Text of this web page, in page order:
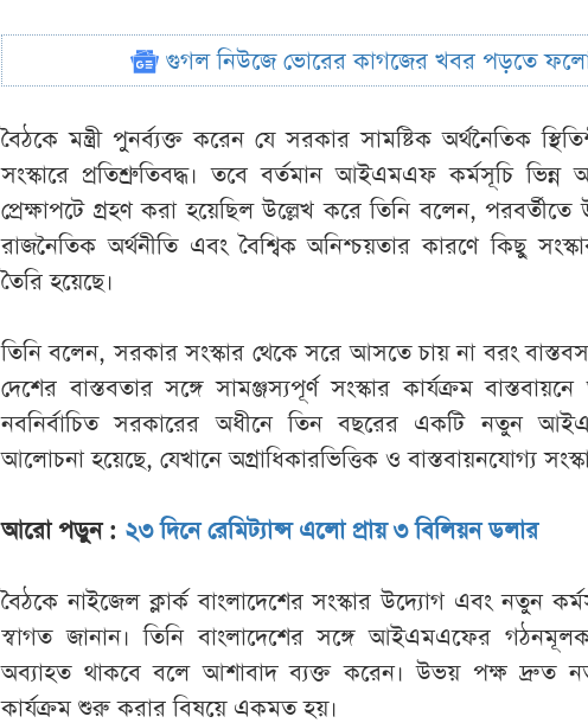
গুগল নিউজে ভোরের কাগজের খবর পড়তে
বৈঠকে মন্ত্রী পুনর্ব্যক্ত করেন যে সরকার সামষ্টিক অর্থনৈতিক
সংস্কারে প্রতিশ্রুতিবদ্ধ। তবে বর্তমান আইএমএফ কর্মসূচি ভিন্ন
প্রেক্ষাপটে গ্রহণ করা হয়েছিল উল্লেখ করে তিনি বলেন, পরবর্তীতে
রাজনৈতিক অর্থনীতি এবং বৈশ্বিক অনিশ্চয়তার কারণে কিছু
তৈরি হয়েছে।
তিনি বলেন, সরকার সংস্কার থেকে সরে আসতে চায় না বরং
দেশের বাস্তবতার সঙ্গে সামঞ্জস্যপূর্ণ সংস্কার কার্যক্রম
নবনির্বাচিত সরকারের অধীনে তিন বছরের একটি নতুন
আলোচনা হয়েছে, যেখানে অগ্রাধিকারভিত্তিক ও বাস্তবায়নযোগ্য
আরো পড়ুন : ২৩ দিনে রেমিট্যান্স এলো প্রায় ৩ বিলিয়ন ডলার
বৈঠকে নাইজেল ক্লার্ক বাংলাদেশের সংস্কার উদ্যোগ এবং নতুন
স্বাগত জানান। তিনি বাংলাদেশের সঙ্গে আইএমএফের
অব্যাহত থাকবে বলে আশাবাদ ব্যক্ত করেন। উভয় পক্ষ দ্রুত
কার্যক্রম শুরু করার বিষয়ে একমত হয়।